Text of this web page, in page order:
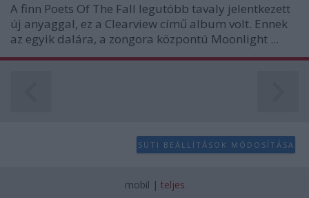
A finn Poets Of The Fall legutóbb tavaly jelentkezett
új anyaggal, ez a Clearview című album volt. Ennek
az egyik dalára, a zongora központú Moonlight ...
SÜTI BEÁLLÍTÁSOK MÓDOSÍTÁSA
mobil | teljes